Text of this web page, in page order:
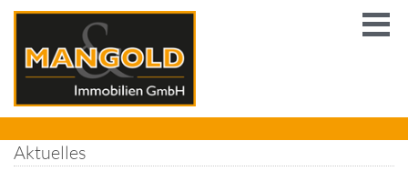
Aktuelles